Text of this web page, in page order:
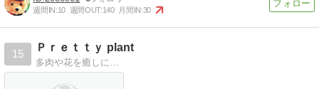
週間IN:10 週間OUT:140 月間IN:30
15
Ｐｒｅｔｔｙ plant
多肉や花を癒しに…